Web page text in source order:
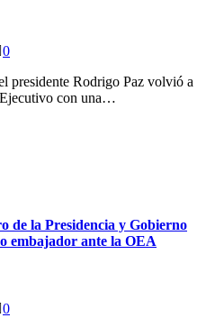
0
presidente Rodrigo Paz volvió a
Ejecutivo con una…
de la Presidencia y Gobierno
embajador ante la OEA
0